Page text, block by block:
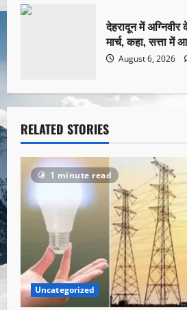
देहरादून में
मार्च, कहा, सत्ता में
August 6, 2026
RELATED STORIES
1 minute read
Uncategorized